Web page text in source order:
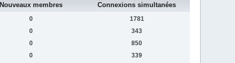
Nouveaux membres Connexions simultanées
0
1781
0
343
0
850
0
339